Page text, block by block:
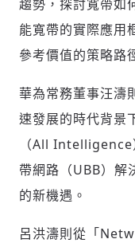
登入或註冊
請
趨勢，探討寬帶如
能寬帶的實際應用
參考價值的策略路
華為常務董事汪濤
速發展的時代背景
（All Intelligence
帶網路（UBB）解
的新機遇。
呂洪濤則從「